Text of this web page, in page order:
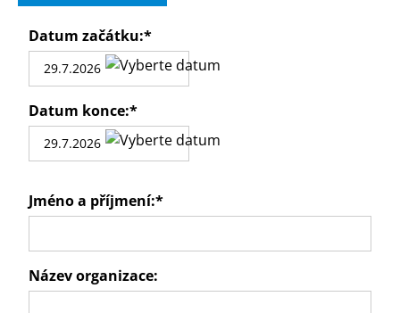
Datum začátku:*
Datum konce:*
Jméno a příjmení:*
Název organizace: